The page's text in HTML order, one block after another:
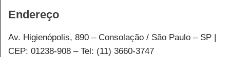
Endereço
Av. Higienópolis, 890 – Consolação / São Paulo – SP |
CEP: 01238-908 – Tel: (11) 3660-3747